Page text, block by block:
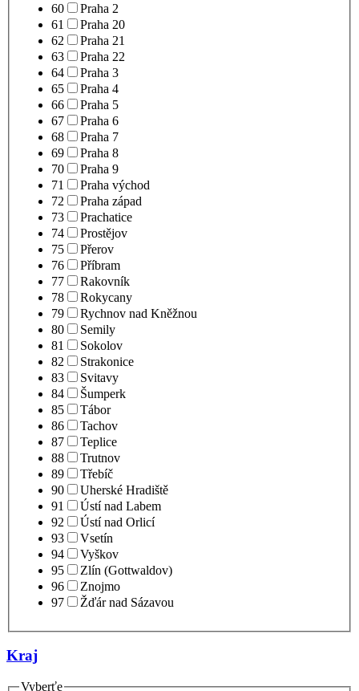
60
Praha 2
61
Praha 20
62
Praha 21
63
Praha 22
64
Praha 3
65
Praha 4
66
Praha 5
67
Praha 6
68
Praha 7
69
Praha 8
70
Praha 9
71
Praha východ
72
Praha západ
73
Prachatice
74
Prostějov
75
Přerov
76
Příbram
77
Rakovník
78
Rokycany
79
Rychnov nad Kněžnou
80
Semily
81
Sokolov
82
Strakonice
83
Svitavy
84
Šumperk
85
Tábor
86
Tachov
87
Teplice
88
Trutnov
89
Třebíč
90
Uherské Hradiště
91
Ústí nad Labem
92
Ústí nad Orlicí
93
Vsetín
94
Vyškov
95
Zlín (Gottwaldov)
96
Znojmo
97
Žďár nad Sázavou
Kraj
Vyberťe